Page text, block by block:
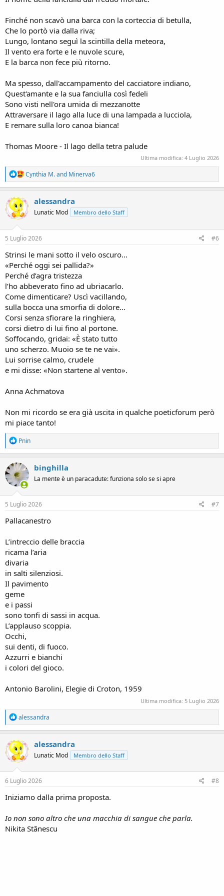
Finché non scavò una barca con la corteccia di betulla,
Che lo portò via dalla riva;
Lungo, lontano seguì la scintilla della meteora,
Il vento era forte e le nuvole scure,
E la barca non fece più ritorno.
Ma spesso, dall'accampamento del cacciatore indiano,
Quest'amante e la sua fanciulla così fedeli
Sono visti nell'ora umida di mezzanotte
Attraversare il lago alla luce di una lampada a lucciola,
E remare sulla loro canoa bianca!
Thomas Moore - Il lago della tetra palude
Ultima modifica: 4 Luglio 2026
R
e
a
t
i
n
s
Cynthia M.and Minerva6
alessandra
Lunatic Mod Membro dello Staff
5 Luglio 2026 #6
Strinsi le mani sotto il velo oscuro…
«Perché oggi sei pallida?»
Perché d’agra tristezza
l’ho abbeverato fino ad ubriacarlo.
Come dimenticare? Uscì vacillando,
sulla bocca una smorfia di dolore…
Corsi senza sfiorare la ringhiera,
corsi dietro di lui fino al portone.
Soffocando, gridai: «È stato tutto
uno scherzo. Muoio se te ne vai».
Lui sorrise calmo, crudele
e mi disse: «Non startene al vento».
Anna Achmatova
Non mi ricordo se era già uscita in qualche poeticforum però
mi piace tanto!
R
e
a
c
t
i
o
n
s
Pnin
binghilla
La mente è un paracadute: funziona solo se si apre
5 Luglio 2026 #7
Pallacanestro
L’intreccio delle braccia
ricama l’aria
divaria
in salti silenziosi.
Il pavimento
geme
e i passi
sono tonfi di sassi in acqua.
L’applauso scoppia.
Occhi,
sui denti, di fuoco.
Azzurri e bianchi
i colori del gioco.
Antonio Barolini, Elegie di Croton, 1959
Ultima modifica: 5 Luglio 2026
R
e
a
c
t
i
o
n
s
alessandra
alessandra
Lunatic Mod Membro dello Staff
6 Luglio 2026 #8
Iniziamo dalla prima proposta.
Io non sono altro che una macchia di sangue che parla.
Nikita Stănescu